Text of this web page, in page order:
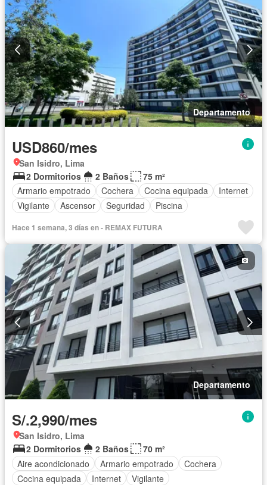
Departamento
USD860/mes
San Isidro, Lima
2 Dormitorios
2 Baños
75 m²
Armario empotrado
Cochera Cocina equipada
Internet
Vigilante
Ascensor Seguridad Piscina
Hace 1 semana, 3 días en - REMAX FUTURA
Departamento
S/.2,990/mes
San Isidro, Lima
2 Dormitorios
2 Baños
70 m²
Aire acondicionado
Armario empotrado
Cochera
Cocina equipada
Internet
Vigilante